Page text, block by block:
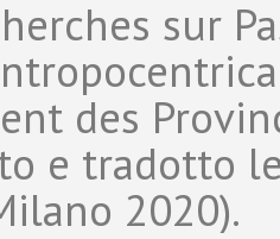
sur
des
e tradotto
2020).